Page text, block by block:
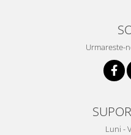
Urmareste-
Luni -